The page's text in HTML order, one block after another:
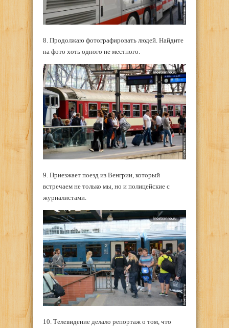
8. Продолжаю фотографировать людей. Найдите
на фото хоть одного не местного.
9. Приезжает поезд из Венгрии, который
встречаем не только мы, но и полицейские с
журналистами.
10. Телевидение делало репортаж о том, что